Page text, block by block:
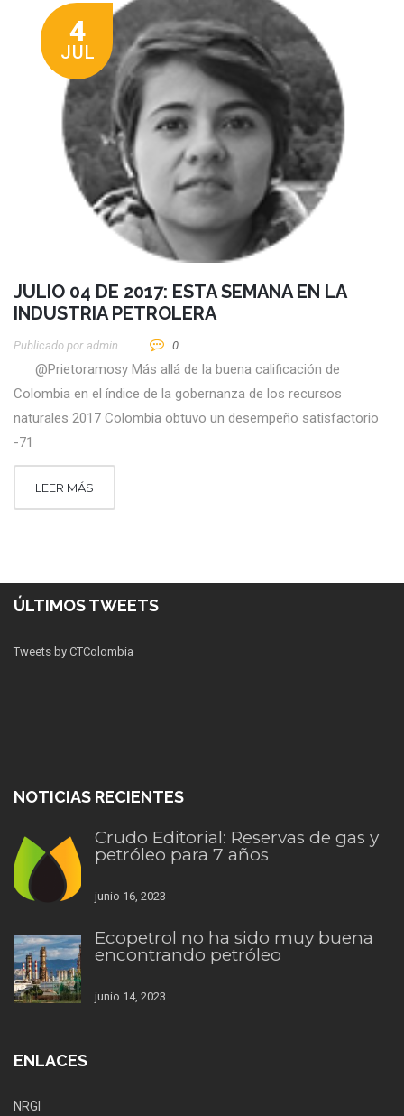
4
JUL
JULIO 04 DE 2017: ESTA SEMANA EN LA
INDUSTRIA PETROLERA
Publicado por Admin 0
@Prietoramosy Más allá de la buena calificación de
Colombia en el índice de la gobernanza de los recursos
naturales 2017 Colombia obtuvo un desempeño satisfactorio
-71
LEER MÁS
ÚLTIMOS TWEETS
Tweets by CTColombia
NOTICIAS RECIENTES
Crudo Editorial: Reservas de gas y
petróleo para 7 años
junio 16, 2023
Ecopetrol no ha sido muy buena
encontrando petróleo
junio 14, 2023
ENLACES
NRGI